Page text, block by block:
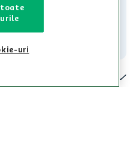
contact@auchan.ro
Contact
toate
uri